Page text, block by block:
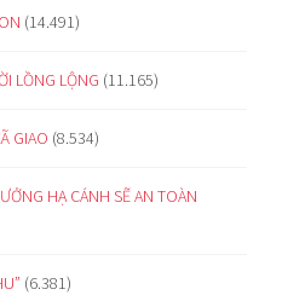
(14.491)
LỒNG LỘNG (11.165)
GIAO (8.534)
HẠ CÁNH SẼ AN TOÀN
(6.381)